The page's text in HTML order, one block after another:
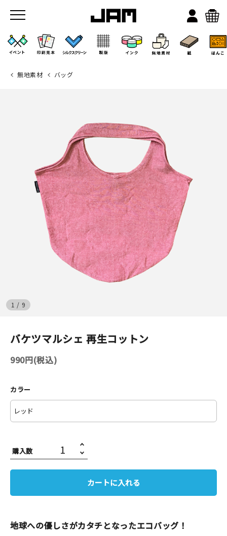
お店/ワークスペース
シルクスクリーン
雑貨
本
無地素材 バッグ
1 / 9
バケツマルシェ 再生コットン
990円(税込)
カラー
購入数
カートに入れる
地球への優しさがカタチとなったエコバッグ！